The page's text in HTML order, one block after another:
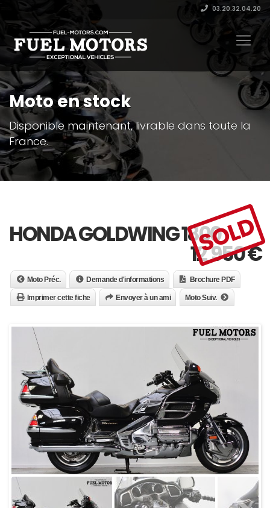
03.20.32.04.20
Moto en stock
Disponible maintenant, livrable dans toute la
France.
HONDA GOLDWING 1800
12 950€
SOLD
Moto Préc. Demande d'informations Brochure PDF
Imprimer cette fiche Envoyer à un ami Moto Suiv.